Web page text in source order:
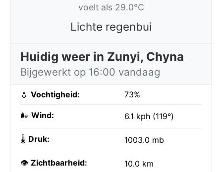
voelt als 29.0°C
Lichte regenbui
Huidig weer in Zunyi, Chyna
Bijgewerkt op 16:00 vandaag
💧 Vochtigheid: 73%
🌬️ Wind: 6.1 kph (119°)
🌡️ Druk: 1003.0 mb
👁️ Zichtbaarheid: 10.0 km